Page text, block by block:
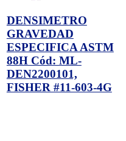
DENSIMETRO
GRAVEDAD
ESPECIFICA ASTM
88H Cód: ML-
DEN2200101,
FISHER #11-603-4G